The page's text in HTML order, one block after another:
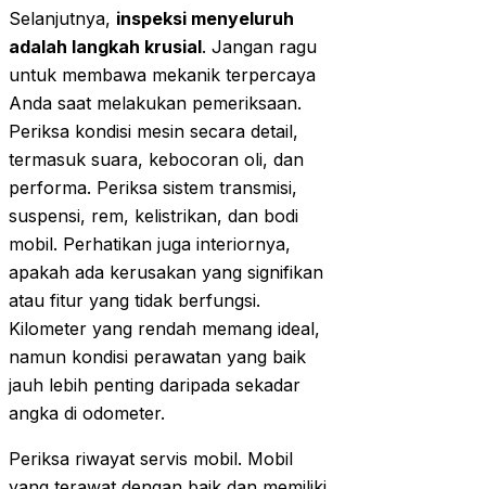
Selanjutnya, inspeksi menyeluruh
adalah langkah krusial. Jangan ragu
untuk membawa mekanik terpercaya
Anda saat melakukan pemeriksaan.
Periksa kondisi mesin secara detail,
termasuk suara, kebocoran oli, dan
performa. Periksa sistem transmisi,
suspensi, rem, kelistrikan, dan bodi
mobil. Perhatikan juga interiornya,
apakah ada kerusakan yang signifikan
atau fitur yang tidak berfungsi.
Kilometer yang rendah memang ideal,
namun kondisi perawatan yang baik
jauh lebih penting daripada sekadar
angka di odometer.
Periksa riwayat servis mobil. Mobil